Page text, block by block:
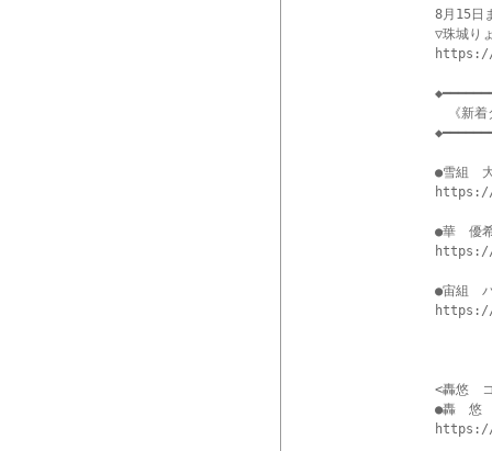
8月15日
▽珠城り
https://
《新着
●雪組　
https://
●華　優
https://
●宙組　
https://
<轟悠　
●轟　悠
https://